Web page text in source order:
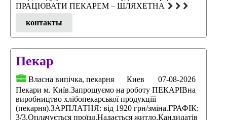
ПРАЦЮВАТИ ПЕКАРЕМ – ШЛЯХЕТНА
контакты
Пекар
Власна випічка, пекарня Киев
07-08-2026
Пекари м. Київ.Запрошуємо на роботу ПЕКАРІВна
виробництво хлібопекарської продукціїї
(пекарня).ЗАРПЛАТНЯ: від 1920 грн/зміна.ГРАФІК:
3/3.Оплачується проїзд.Надається житло.Кандидатів